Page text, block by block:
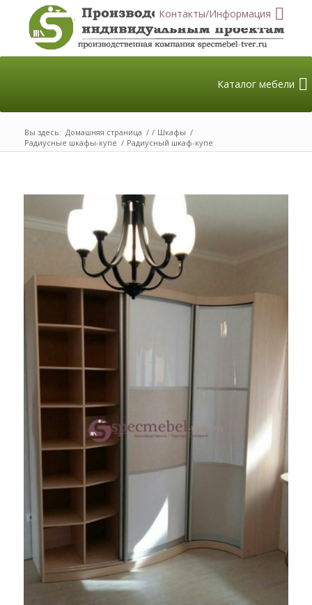
Контакты/Информация
Каталог мебели
Вы здесь: Домашняя страница / / Шкафы /
Радиусные шкафы-купе / Радиусный шкаф-купе